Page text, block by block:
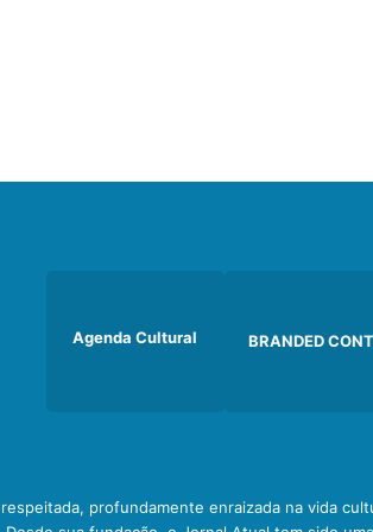
Agenda Cultural BRANDED
profundamente enraizada na vida